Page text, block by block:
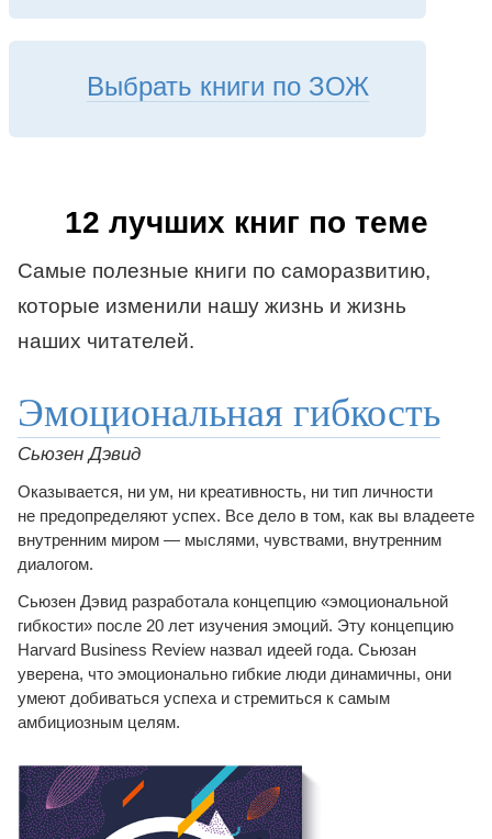
Выбрать книги по ЗОЖ
12 лучших книг по теме
Самые полезные книги по саморазвитию,
которые изменили нашу жизнь и жизнь
наших читателей.
Эмоциональная гибкость
Сьюзен Дэвид
Оказывается, ни ум, ни креативность, ни тип личности
не предопределяют успех. Все дело в том, как вы владеете
внутренним миром — мыслями, чувствами, внутренним
диалогом.
Сьюзен Дэвид разработала концепцию «эмоциональной
гибкости» после 20 лет изучения эмоций. Эту концепцию
Harvard Business Review назвал идеей года. Сьюзан
уверена, что эмоционально гибкие люди динамичны, они
умеют добиваться успеха и стремиться к самым
амбициозным целям.